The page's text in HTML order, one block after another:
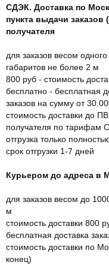
СДЭК. Доставка по
пункта выдачи
получателя
для заказов весом
габаритов не более 2 м
800 руб - стоимость
бесплатно - бесплатная
заказов на сумму от
стоимость доставки до
получателя по тарифам
отгрузка только
срок отгрузки 1-7 дней
Курьером до адреса в
для заказов весом до
м
стоимость доставки 800
бесплатная доставка
стоимость доставки по
конец)